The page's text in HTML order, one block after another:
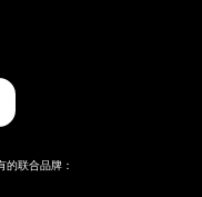
的联合品牌：